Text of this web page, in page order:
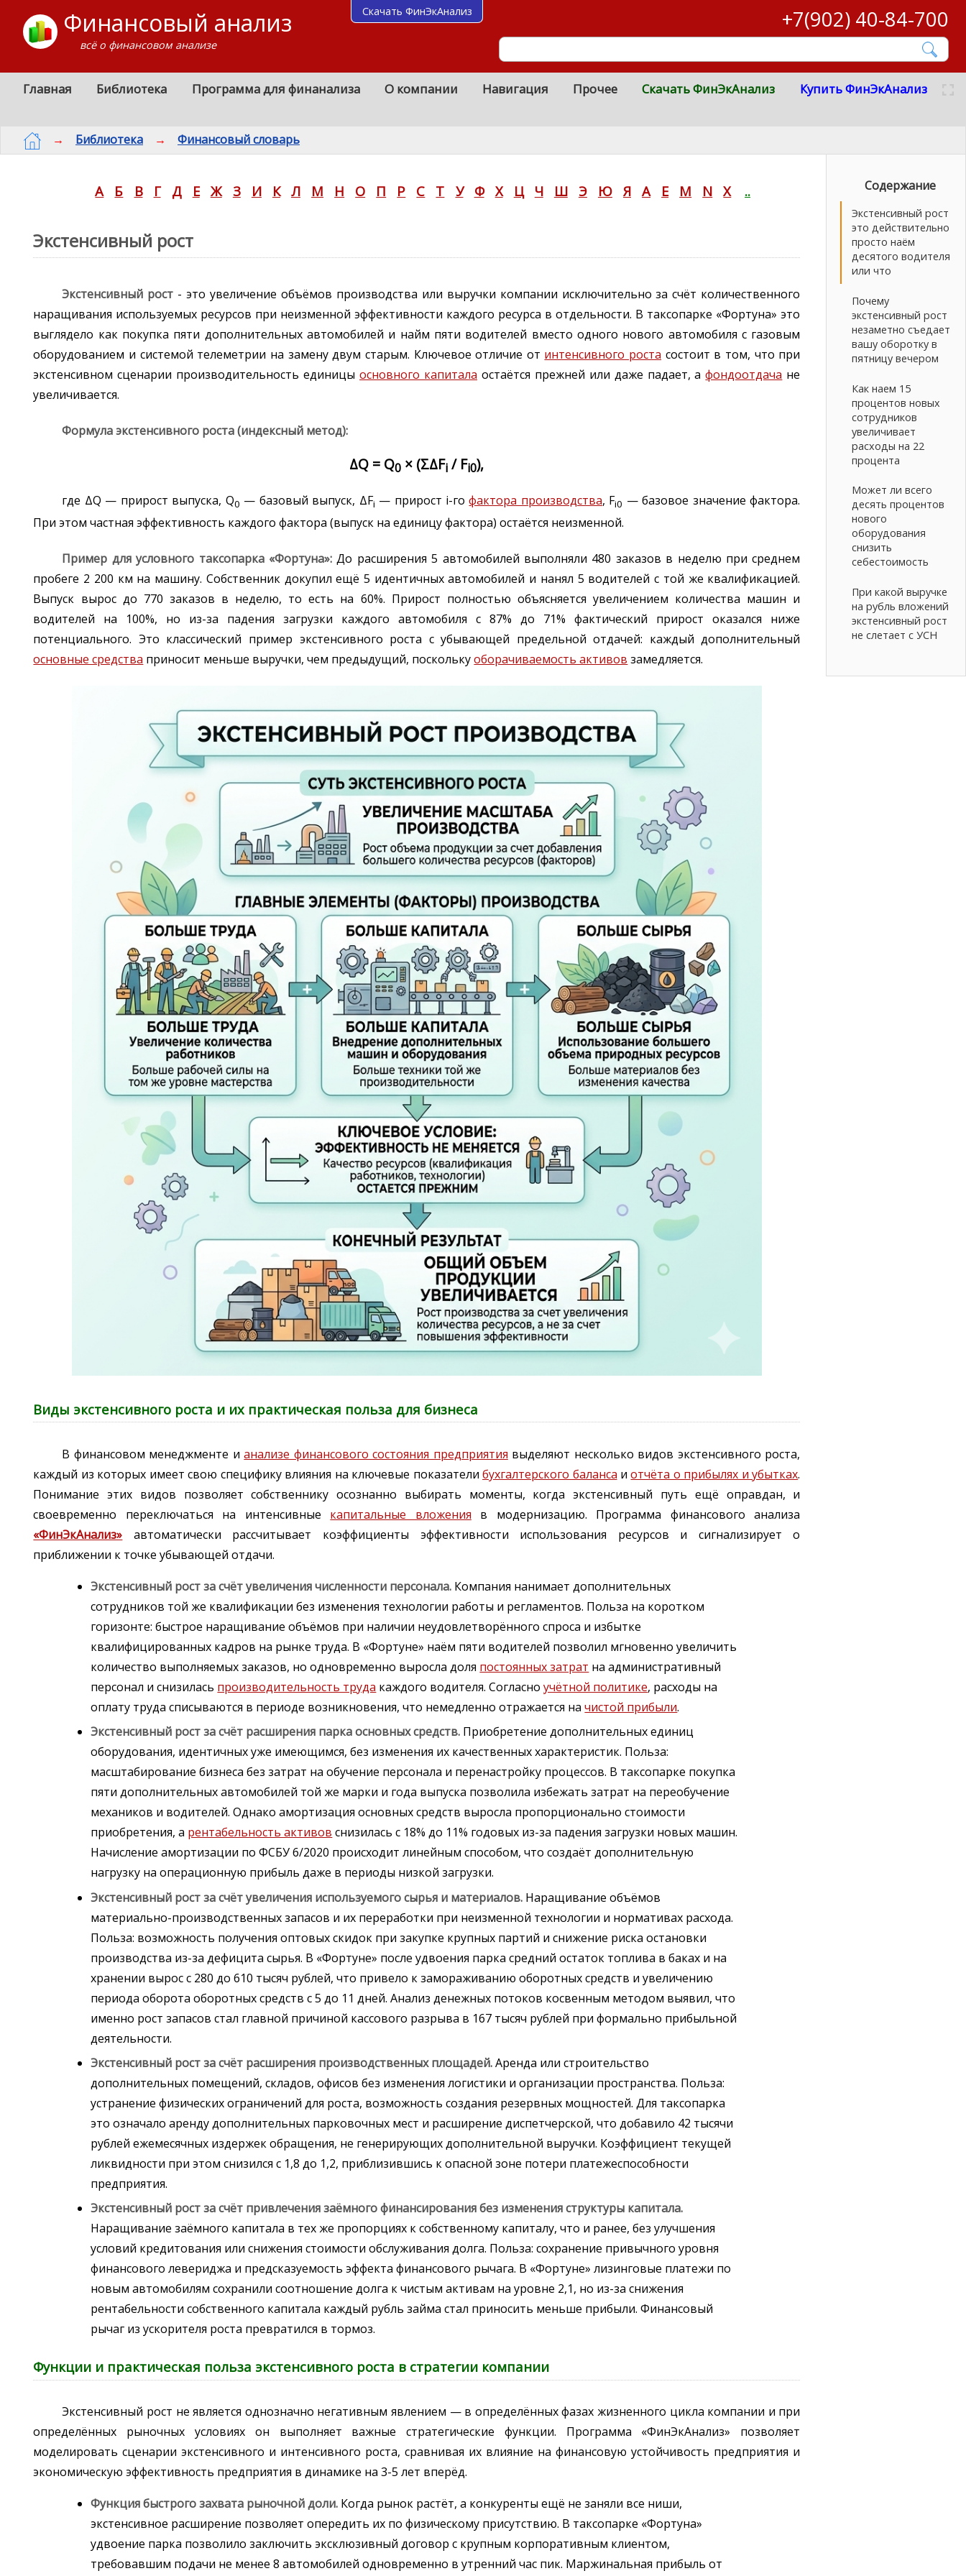
Финансовый анализ
всё о финансовом анализе
+7(902) 40-84-700
Главная Библиотека Программа для финанализа О компании Навигация Прочее Скачать ФинЭкАнализ Купить ФинЭкАнализ
→ Библиотека → Финансовый словарь
А Б В Г Д Е Ж З И К Л М Н О П Р С Т У Ф Х Ц Ч Ш Э Ю Я A E M N X ..
Экстенсивный рост
Экстенсивный рост - это увеличение объёмов производства или выручки компании исключительно за счёт количественного
наращивания используемых ресурсов при неизменной эффективности каждого ресурса в отдельности. В таксопарке «Фортуна» это
выглядело как покупка пяти дополнительных автомобилей и найм пяти водителей вместо одного нового автомобиля с газовым
оборудованием и системой телеметрии на замену двум старым. Ключевое отличие от интенсивного роста состоит в том, что при
экстенсивном сценарии производительность единицыосновного капитала остаётся прежней или даже падает, афондоотдача не
увеличивается.
Формула экстенсивного роста (индексный метод):
ΔQ = Q0 × (ΣΔFi / Fi0),
где ΔQ — прирост выпуска, Q0 — базовый выпуск, ΔFi — прирост i-гофактора производства, Fi0 — базовое значение фактора.
При этом частная эффективность каждого фактора (выпуск на единицу фактора) остаётся неизменной.
Пример для условного таксопарка «Фортуна»:До расширения 5 автомобилей выполняли 480 заказов в неделю при среднем
пробеге 2 200 км на машину. Собственник докупил ещё 5 идентичных автомобилей и нанял 5 водителей с той же квалификацией.
Выпуск вырос до 770 заказов в неделю, то есть на 60%. Прирост полностью объясняется увеличением количества машин и
водителей на 100%, но из-за падения загрузки каждого автомобиля с 87% до 71% фактический прирост оказался ниже
потенциального. Это классический пример экстенсивного роста с убывающей предельной отдачей: каждый дополнительный
основные средства приносит меньше выручки, чем предыдущий, посколькуоборачиваемость активов замедляется.
Виды экстенсивного роста и их практическая польза для бизнеса
В финансовом менеджменте ианализе финансового состояния предприятия выделяют несколько видов экстенсивного роста,
каждый из которых имеет свою специфику влияния на ключевые показателибухгалтерского баланса иотчёта о прибылях и убытках.
Понимание этих видов позволяет собственнику осознанно выбирать моменты, когда экстенсивный путь ещё оправдан, и
своевременно переключаться на интенсивные капитальные вложения в модернизацию. Программа финансового анализа
«ФинЭкАнализ» автоматически рассчитывает коэффициенты эффективности использования ресурсов и сигнализирует о
приближении к точке убывающей отдачи.
Экстенсивный рост за счёт увеличения численности персонала. Компания нанимает дополнительных
сотрудников той же квалификации без изменения технологии работы и регламентов. Польза на коротком
горизонте: быстрое наращивание объёмов при наличии неудовлетворённого спроса и избытке
квалифицированных кадров на рынке труда. В «Фортуне» наём пяти водителей позволил мгновенно увеличить
количество выполняемых заказов, но одновременно выросла доля постоянных затрат на административный
персонал и снизилась производительность труда каждого водителя. Согласноучётной политике, расходы на
оплату труда списываются в периоде возникновения, что немедленно отражается начистой прибыли.
Экстенсивный рост за счёт расширения парка основных средств. Приобретение дополнительных единиц
оборудования, идентичных уже имеющимся, без изменения их качественных характеристик. Польза:
масштабирование бизнеса без затрат на обучение персонала и перенастройку процессов. В таксопарке покупка
пяти дополнительных автомобилей той же марки и года выпуска позволила избежать затрат на переобучение
механиков и водителей. Однако амортизация основных средств выросла пропорционально стоимости
приобретения, а рентабельность активов снизилась с 18% до 11% годовых из-за падения загрузки новых машин.
Начисление амортизации по ФСБУ 6/2020 происходит линейным способом, что создаёт дополнительную
нагрузку на операционную прибыль даже в периоды низкой загрузки.
Экстенсивный рост за счёт увеличения используемого сырья и материалов. Наращивание объёмов
материально-производственных запасов и их переработки при неизменной технологии и нормативах расхода.
Польза: возможность получения оптовых скидок при закупке крупных партий и снижение риска остановки
производства из-за дефицита сырья. В «Фортуне» после удвоения парка средний остаток топлива в баках и на
хранении вырос с 280 до 610 тысяч рублей, что привело к замораживанию оборотных средств и увеличению
периода оборота оборотных средств с 5 до 11 дней. Анализ денежных потоков косвенным методом выявил, что
именно рост запасов стал главной причиной кассового разрыва в 167 тысяч рублей при формально прибыльной
деятельности.
Экстенсивный рост за счёт расширения производственных площадей.Аренда или строительство
дополнительных помещений, складов, офисов без изменения логистики и организации пространства. Польза:
устранение физических ограничений для роста, возможность создания резервных мощностей. Для таксопарка
это означало аренду дополнительных парковочных мест и расширение диспетчерской, что добавило 42 тысячи
рублей ежемесячных издержек обращения, не генерирующих дополнительной выручки. Коэффициент текущей
ликвидности при этом снизился с 1,8 до 1,2, приблизившись к опасной зоне потери платежеспособности
предприятия.
Экстенсивный рост за счёт привлечения заёмного финансирования без изменения структуры капитала.
Наращивание заёмного капитала в тех же пропорциях к собственному капиталу, что и ранее, без улучшения
условий кредитования или снижения стоимости обслуживания долга. Польза: сохранение привычного уровня
финансового левериджа и предсказуемость эффекта финансового рычага. В «Фортуне» лизинговые платежи по
новым автомобилям сохранили соотношение долга к чистым активам на уровне 2,1, но из-за снижения
рентабельности собственного капитала каждый рубль займа стал приносить меньше прибыли. Финансовый
рычаг из ускорителя роста превратился в тормоз.
Функции и практическая польза экстенсивного роста в стратегии компании
Экстенсивный рост не является однозначно негативным явлением — в определённых фазах жизненного цикла компании и при
определённых рыночных условиях он выполняет важные стратегические функции. Программа «ФинЭкАнализ» позволяет
моделировать сценарии экстенсивного и интенсивного роста, сравнивая их влияние на финансовую устойчивость предприятия и
экономическую эффективность предприятия в динамике на 3-5 лет вперёд.
Функция быстрого захвата рыночной доли. Когда рынок растёт, а конкуренты ещё не заняли все ниши,
экстенсивное расширение позволяет опередить их по физическому присутствию. В таксопарке «Фортуна»
удвоение парка позволило заключить эксклюзивный договор с крупным корпоративным клиентом,
требовавшим подачи не менее 8 автомобилей одновременно в утренний час пик. Маржинальная прибыль от
Содержание
Экстенсивный рост
это действительно
просто наём
десятого водителя
или что
Почему
экстенсивный рост
незаметно съедает
вашу оборотку в
пятницу вечером
Как наем 15
процентов новых
сотрудников
увеличивает
расходы на 22
процента
Может ли всего
десять процентов
нового
оборудования
снизить
себестоимость
При какой выручке
на рубль вложений
экстенсивный рост
не слетает с УСН
Скачать ФинЭкАнализ